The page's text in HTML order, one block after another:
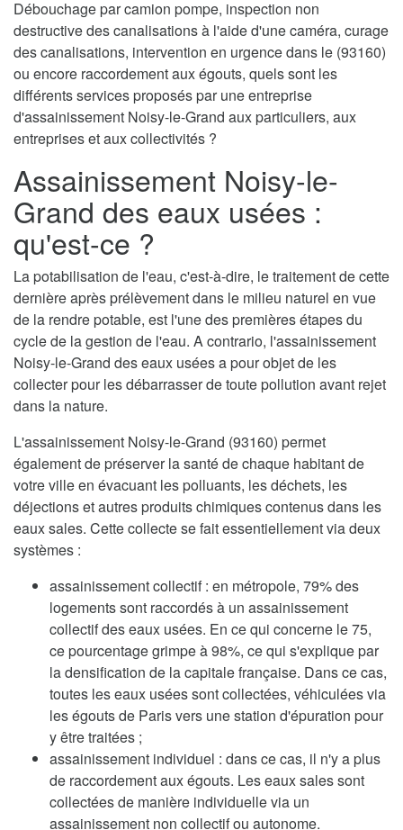
Débouchage par camion pompe, inspection non
destructive des canalisations à l'aide d'une caméra, curage
des canalisations, intervention en urgence dans le (93160)
ou encore raccordement aux égouts, quels sont les
différents services proposés par une entreprise
d'assainissement Noisy-le-Grand aux particuliers, aux
entreprises et aux collectivités ?
Assainissement Noisy-le-
Grand des eaux usées :
qu'est-ce ?
La potabilisation de l'eau, c'est-à-dire, le traitement de cette
dernière après prélèvement dans le milieu naturel en vue
de la rendre potable, est l'une des premières étapes du
cycle de la gestion de l'eau. A contrario, l'assainissement
Noisy-le-Grand des eaux usées a pour objet de les
collecter pour les débarrasser de toute pollution avant rejet
dans la nature.
L'assainissement Noisy-le-Grand (93160) permet
également de préserver la santé de chaque habitant de
votre ville en évacuant les polluants, les déchets, les
déjections et autres produits chimiques contenus dans les
eaux sales. Cette collecte se fait essentiellement via deux
systèmes :
assainissement collectif : en métropole, 79% des
logements sont raccordés à un assainissement
collectif des eaux usées. En ce qui concerne le 75,
ce pourcentage grimpe à 98%, ce qui s'explique par
la densification de la capitale française. Dans ce cas,
toutes les eaux usées sont collectées, véhiculées via
les égouts de Paris vers une station d'épuration pour
y être traitées ;
assainissement individuel : dans ce cas, il n'y a plus
de raccordement aux égouts. Les eaux sales sont
collectées de manière individuelle via un
assainissement non collectif ou autonome.